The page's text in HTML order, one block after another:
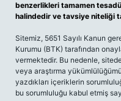
benzerlikleri tamamen
halindedir ve tavsiye niteliği
Sitemiz, 5651 Sayılı Kanun
Kurumu (BTK) tarafından
vermektedir. Bu nedenle,
veya araştırma
yazdıkları içeriklerin
bu sorumluluğu kabul etmiş